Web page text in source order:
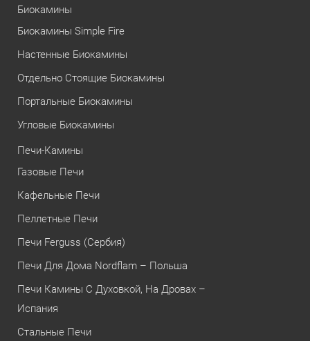
Биокамины
Биокамины Simple Fire
Настенные Биокамины
Отдельно Стоящие Биокамины
Портальные Биокамины
Угловые Биокамины
Печи-Камины
Газовые Печи
Кафельные Печи
Пеллетные Печи
Печи Ferguss (Сербия)
Печи Для Дома Nordflam – Польша
Печи Камины С Духовкой, На Дровах –
Испания
Стальные Печи